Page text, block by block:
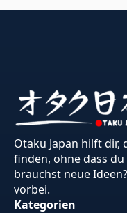
Otaku Japan hilft dir,
finden, ohne dass
brauchst neue
vorbei.
Kategorien